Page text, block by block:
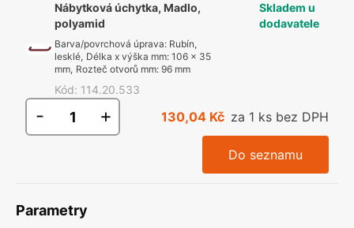
Nábytková úchytka, Madlo,
polyamid
Barva/povrchová úprava: Rubín,
lesklé, Délka x výška mm: 106 x 35
mm, Rozteč otvorů mm: 96 mm
Kód: 114.20.533
Skladem u
dodavatele
- + 130,04 Kč za 1 ks bez DPH
Do seznamu
Parametry